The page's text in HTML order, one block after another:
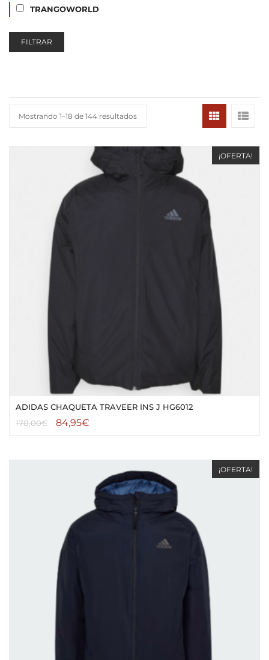
TRANGOWORLD
FILTRAR
Mostrando 1–18 de 144 resultados
¡OFERTA!
ADIDAS CHAQUETA TRAVEER INS J HG6012
170,00€ 84,95€
¡OFERTA!